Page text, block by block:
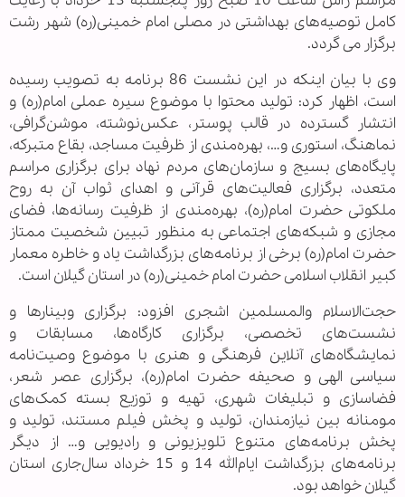
کامل توصیه‌های بهداشتی در مصلی امام خمینی(ره) شهر رشت
برگزار می گردد.
وی با بیان اینکه در این نشست 86 برنامه به تصویب رسیده
است، اظهار کرد: تولید محتوا با موضوع سیره عملی امام(ره) و
انتشار گسترده در قالب پوستر، عکس‌نوشته، موشن‌گرافی،
نماهنگ، استوری و…، بهره‌مندی از ظرفیت مساجد، بقاع متبرکه،
پایگاه‌های بسیج و سازمان‌های مردم نهاد برای برگزاری مراسم
متعدد، برگزاری فعالیت‌های قرآنی و اهدای ثواب آن به روح
ملکوتی حضرت امام(ره)، بهره‌مندی از ظرفیت رسانه‌ها، فضای
مجازی و شبکه‌های اجتماعی به منظور تبیین شخصیت ممتاز
حضرت امام(ره) برخی از برنامه‌های بزرگداشت یاد و خاطره معمار
کبیر انقلاب اسلامی حضرت امام خمینی(ره) در استان گیلان است.
حجت‌الاسلام والمسلمین اشجری افزود: برگزاری وبینارها و
نشست‌های تخصصی، برگزاری کارگاه‌ها، مسابقات و
نمایشگاه‌های آنلاین فرهنگی و هنری با موضوع وصیت‌نامه
سیاسی الهی و صحیفه حضرت امام(ره)، برگزاری عصر شعر،
فضاسازی و تبلیغات شهری، تهیه و توزیع بسته کمک‌های
مومنانه بین نیازمندان، تولید و پخش فیلم مستند، تولید و
پخش برنامه‌های متنوع تلویزیونی و رادیویی و… از دیگر
برنامه‌های بزرگداشت ایام‌الله 14 و 15 خرداد سال‌جاری استان
گیلان خواهد بود.